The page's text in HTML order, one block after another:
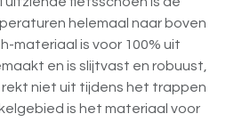
helemaal naar boven
materiaal is voor 100% uit
en is slijtvast en robuust,
niet uit tijdens het trappen
is het materiaal voor